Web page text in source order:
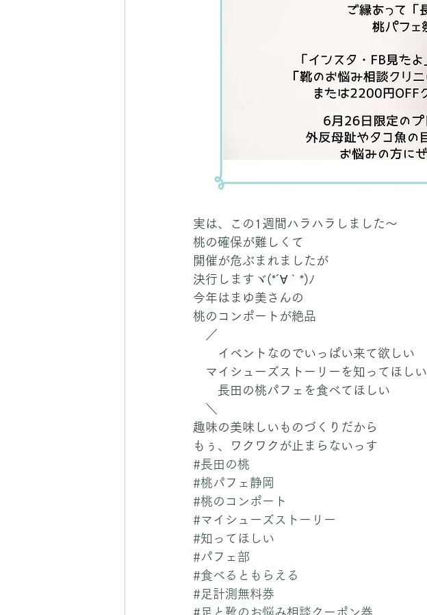
実は、この1週間ハラハラしました〜
桃の確保が難しくて
開催が危ぶまれましたが
決行しますヾ(*´∀｀*)ﾉ
今年はまゆ美さんの
桃のコンポートが絶品
／
イベントなのでいっぱい来て欲しい
マイシューズストーリーを知ってほしい
長田の桃パフェを食べてほしい
＼
趣味の美味しいものづくりだから
もぅ、ワクワクが止まらないっす
#長田の桃
#桃パフェ静岡
#桃のコンポート
#マイシューズストーリー
#知ってほしい
#パフェ部
#食べるともらえる
#足計測無料券
#足と靴のお悩み相談クーポン券